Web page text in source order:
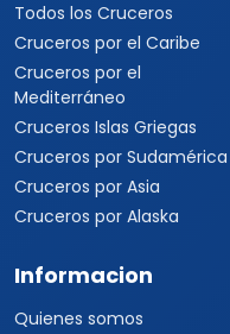
Todos los Cruceros
Cruceros por el Caribe
Cruceros por el
Mediterráneo
Cruceros Islas Griegas
Cruceros por Sudamérica
Cruceros por Asia
Cruceros por Alaska
Informacion
Quienes somos